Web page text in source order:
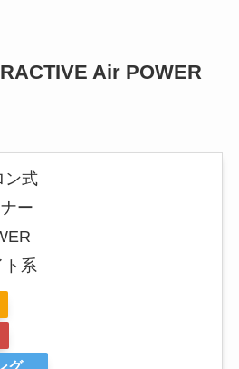
Air POWER
ン式
ー
ト系